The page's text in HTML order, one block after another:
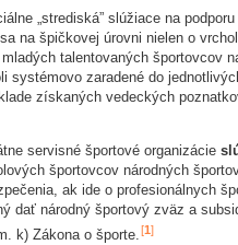
„strediská” slúžiace na
na špičkovej úrovni nielen o
talentovaných športovcov
systémovo zaradené do
získaných vedeckých
servisné športové organizácie
športovcov národných
ak ide o profesionálnych
dať národný športový zväz a
k) Zákona o športe.[1]